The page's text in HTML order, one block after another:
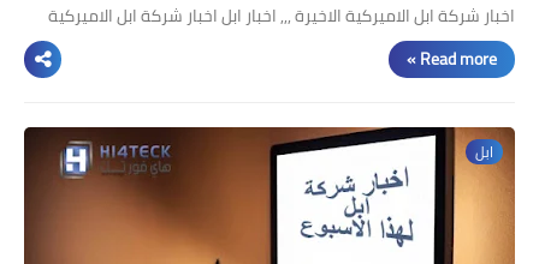
اخبار شركة ابل الاميركية الاخيرة ,,, اخبار ابل اخبار شركة ابل الاميركية
Read more »
ابل